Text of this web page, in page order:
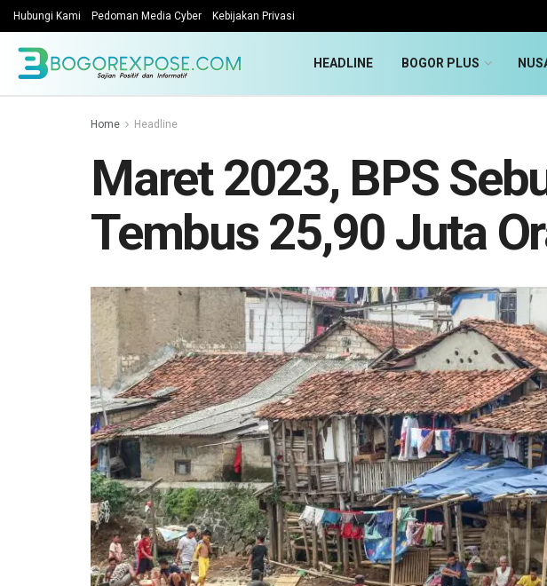
Hubungi Kami Pedoman Media Cyber Kebijakan Privasi
HEADLINE BOGOR PLUS
Home Headline
Maret 2023, BPS
Tembus 25,90 Juta